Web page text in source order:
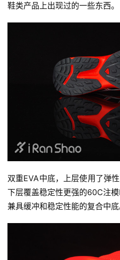
察
装
备
鞋类产品上出现过的一些东西。
双重EVA中底，上层使用了弹
下层覆盖稳定性更强的60C注
兼具缓冲和稳定性能的复合中底